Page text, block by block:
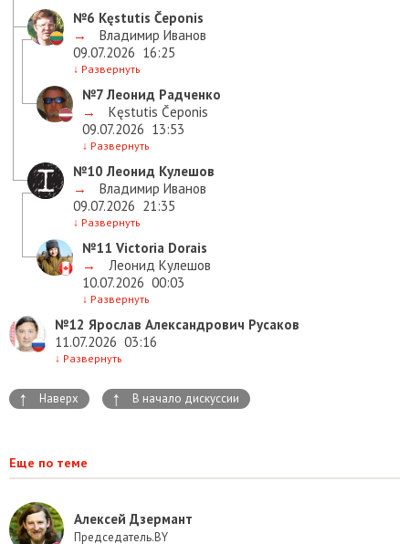
№6 Kęstutis Čeponis
→
Владимир Иванов
09.07.2026 16:25
↓ Развернуть
№7Леонид Радченко
→
Kęstutis Čeponis
09.07.2026 13:53
↓ Развернуть
№10 Леонид Кулешов
→
Владимир Иванов
09.07.2026 21:35
↓ Развернуть
№11 Victoria Dorais
→
Леонид Кулешов
10.07.2026 00:03
↓ Развернуть
№12 Ярослав Александрович Русаков
11.07.2026 03:16
↓ Развернуть
↑ Наверх ↑ В начало дискуссии
Еще по теме
Алексей Дзермант
Председатель.BY